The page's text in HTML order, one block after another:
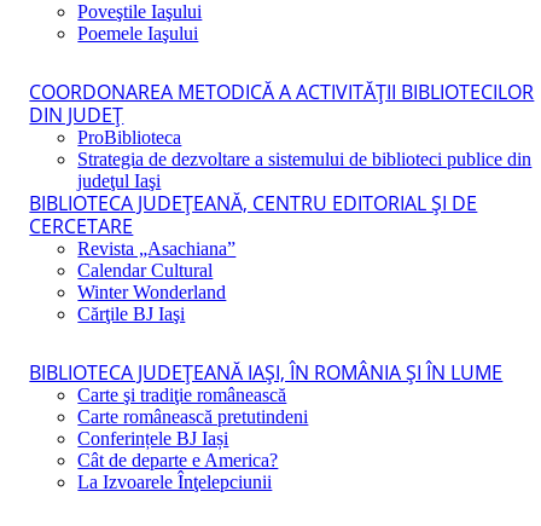
Poveştile Iaşului
Poemele Iaşului
COORDONAREA METODICĂ A ACTIVITĂŢII BIBLIOTECILOR
DIN JUDEŢ
ProBiblioteca
Strategia de dezvoltare a sistemului de biblioteci publice din
judeţul Iaşi
BIBLIOTECA JUDEŢEANĂ, CENTRU EDITORIAL ŞI DE
CERCETARE
Revista „Asachiana”
Calendar Cultural
Winter Wonderland
Cărţile BJ Iaşi
BIBLIOTECA JUDEŢEANĂ IAŞI, ÎN ROMÂNIA ŞI ÎN LUME
Carte şi tradiţie românească
Carte românească pretutindeni
Conferințele BJ Iași
Cât de departe e America?
La Izvoarele Înţelepciunii